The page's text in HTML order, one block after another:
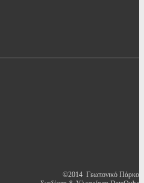
©2014 Γεωπονικό Πάρκο